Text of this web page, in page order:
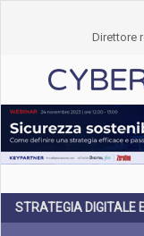
Direttore
STRATEGIA DIGITALE